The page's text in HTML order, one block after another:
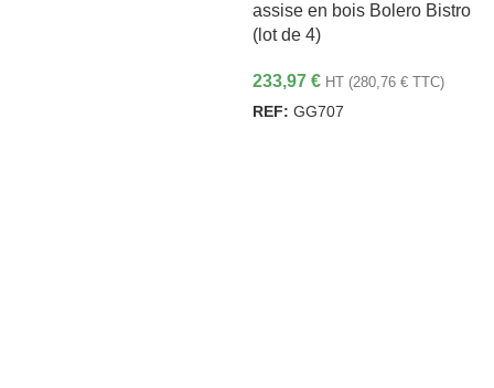
assise en bois Bolero Bistro
(lot de 4)
233,97 € HT (280,76 € TTC)
REF: GG707